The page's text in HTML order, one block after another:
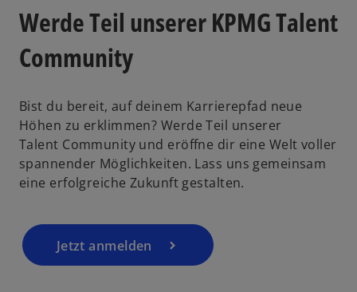
Werde Teil unserer KPMG Talent
Community
Bist du bereit, auf deinem Karrierepfad neue
Höhen zu erklimmen? Werde Teil unserer
Talent Community und eröffne dir eine Welt voller
spannender Möglichkeiten. Lass uns gemeinsam
eine erfolgreiche Zukunft gestalten.
Jetzt anmelden